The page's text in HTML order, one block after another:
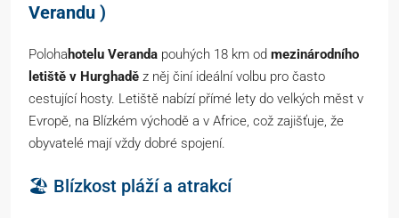
Verandu )
Polohahotelu Veranda pouhých 18 km od mezinárodního
letiště v Hurghadě z něj činí ideální volbu pro často
cestující hosty. Letiště nabízí přímé lety do velkých měst v
Evropě, na Blízkém východě a v Africe, což zajišťuje, že
obyvatelé mají vždy dobré spojení.
🏖️ Blízkost pláží a atrakcí